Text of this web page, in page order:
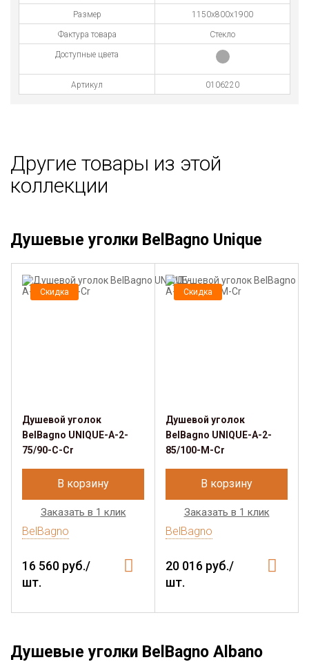
Размер 1150х800х1900
Фактура товара Стекло
Доступные цвета
Артикул 0106220
Другие товары из этой
коллекции
Душевые уголки BelBagno Unique
Скидка
Душевой уголок
BelBagno UNIQUE-A-2-
75/90-C-Cr
В корзину
Заказать в 1 клик
BelBagno
16 560 руб./
шт.
Скидка
Душевой уголок
BelBagno UNIQUE-A-2-
85/100-M-Cr
В корзину
Заказать в 1 клик
BelBagno
20 016 руб./
шт.
Душевые уголки BelBagno Albano